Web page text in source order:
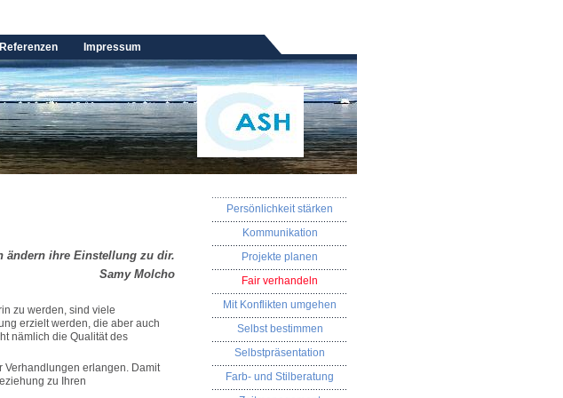
Referenzen Impressum
ändern ihre Einstellung zu dir.
Samy Molcho
zu werden, sind viele
erzielt werden, die aber auch
nämlich die Qualität des
Verhandlungen erlangen. Damit
zu Ihren
Persönlichkeit stärken
Kommunikation
Projekte planen
Fair verhandeln
Mit Konflikten umgehen
Selbst bestimmen
Selbstpräsentation
Farb- und Stilberatung